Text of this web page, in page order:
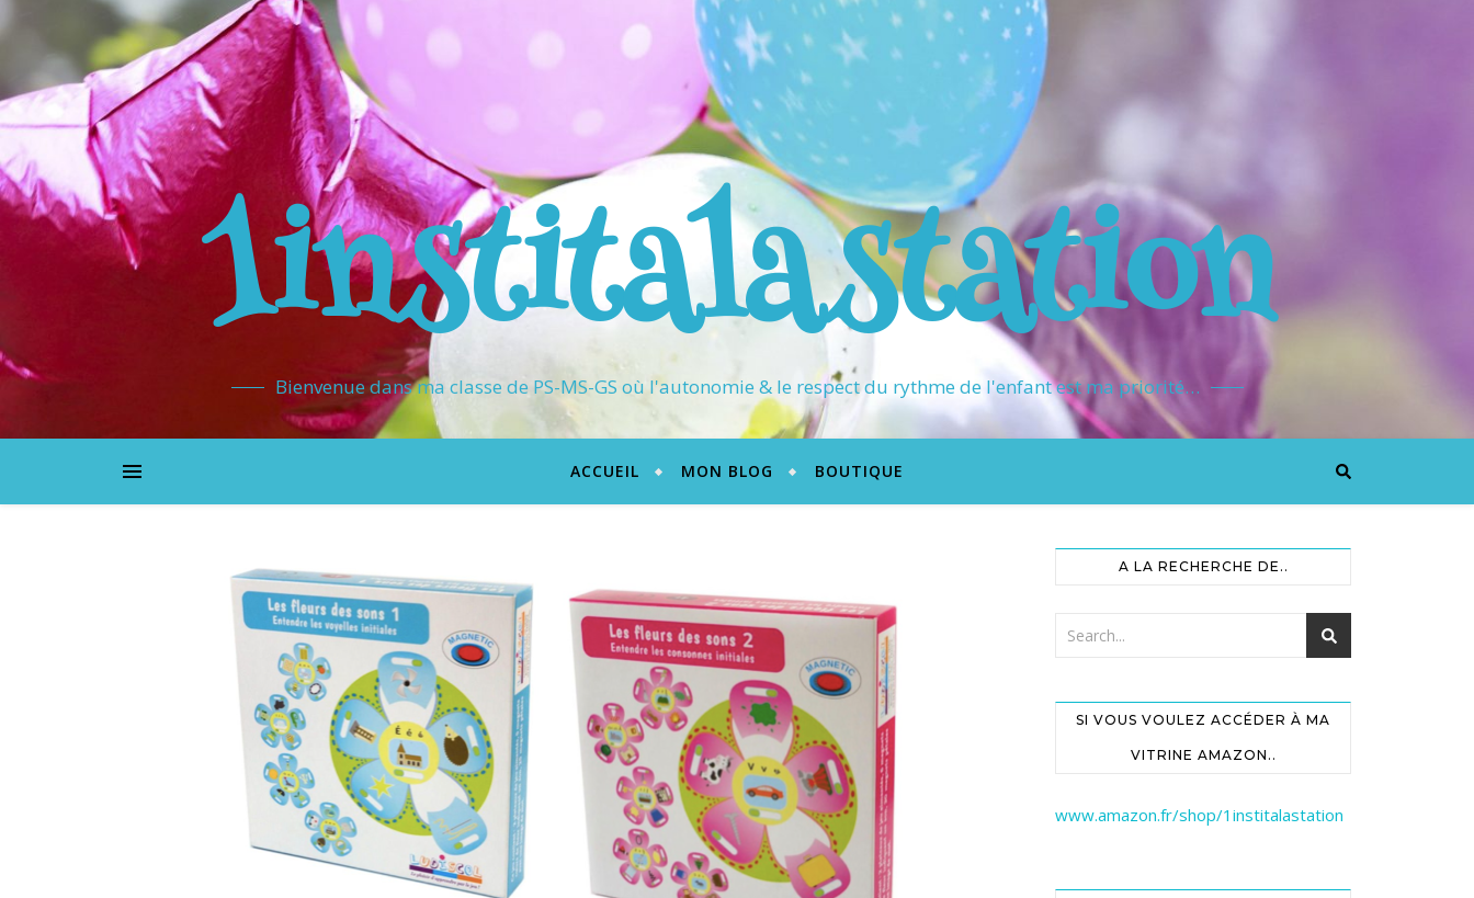
1institalastation
Bienvenue dans ma classe de PS-MS-GS où l'autonomie & le respect du rythme de l'enfant est ma priorité…
ACCUEIL MON BLOG BOUTIQUE
A LA RECHERCHE DE..
SI VOUS VOULEZ ACCÉDER À MA
VITRINE AMAZON..
www.amazon.fr/shop/1institalastation